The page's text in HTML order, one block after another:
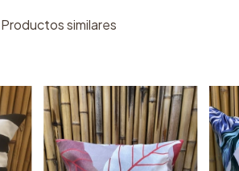
Productos similares